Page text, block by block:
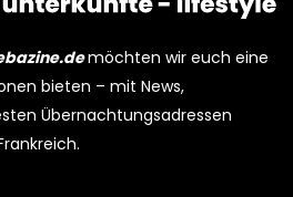
möchten wir euch eine
bieten – mit News,
Übernachtungsadressen